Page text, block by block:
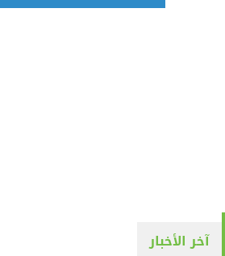
آخر الأخبار